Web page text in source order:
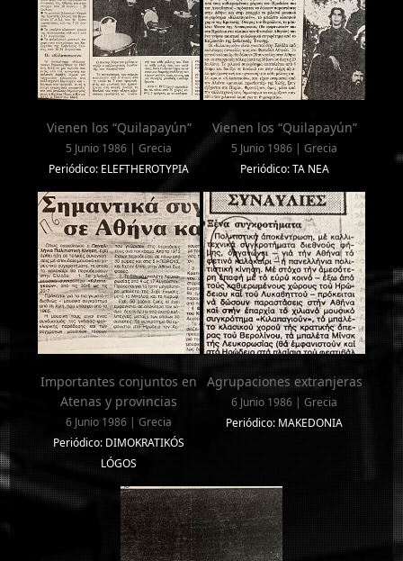
Vienen los “Quilapayún”
5 Junio 1986 | Grecia
Periódico: ELEFTHEROTYPIA
Vienen los “Quilapayún”
5 Junio 1986 | Grecia
Periódico: TA NEA
Importantes conjuntos en
Atenas y provincias
6 Junio 1986 | Grecia
Periódico: DIMOKRATIKÓS
LÓGOS
Agrupaciones extranjeras
6 Junio 1986 | Grecia
Periódico: MAKEDONIA